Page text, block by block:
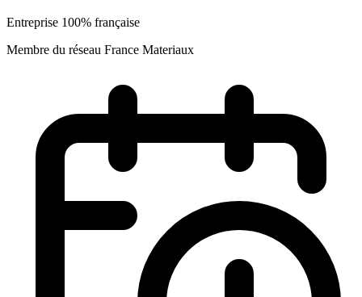
Entreprise 100% française
Membre du réseau France Materiaux